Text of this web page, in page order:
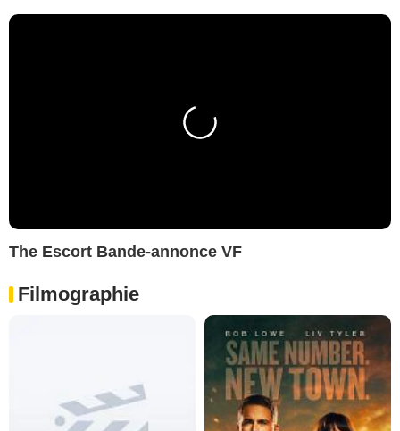
The Escort Bande-annonce VF
Filmographie